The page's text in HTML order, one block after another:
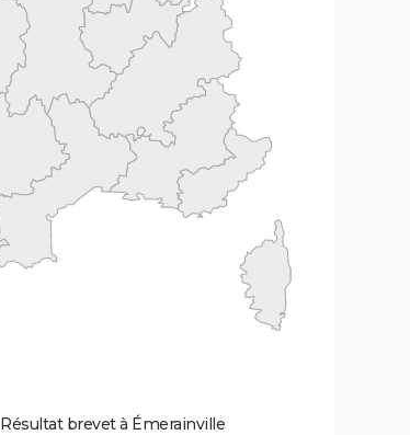
Résultat brevet à Émerainville